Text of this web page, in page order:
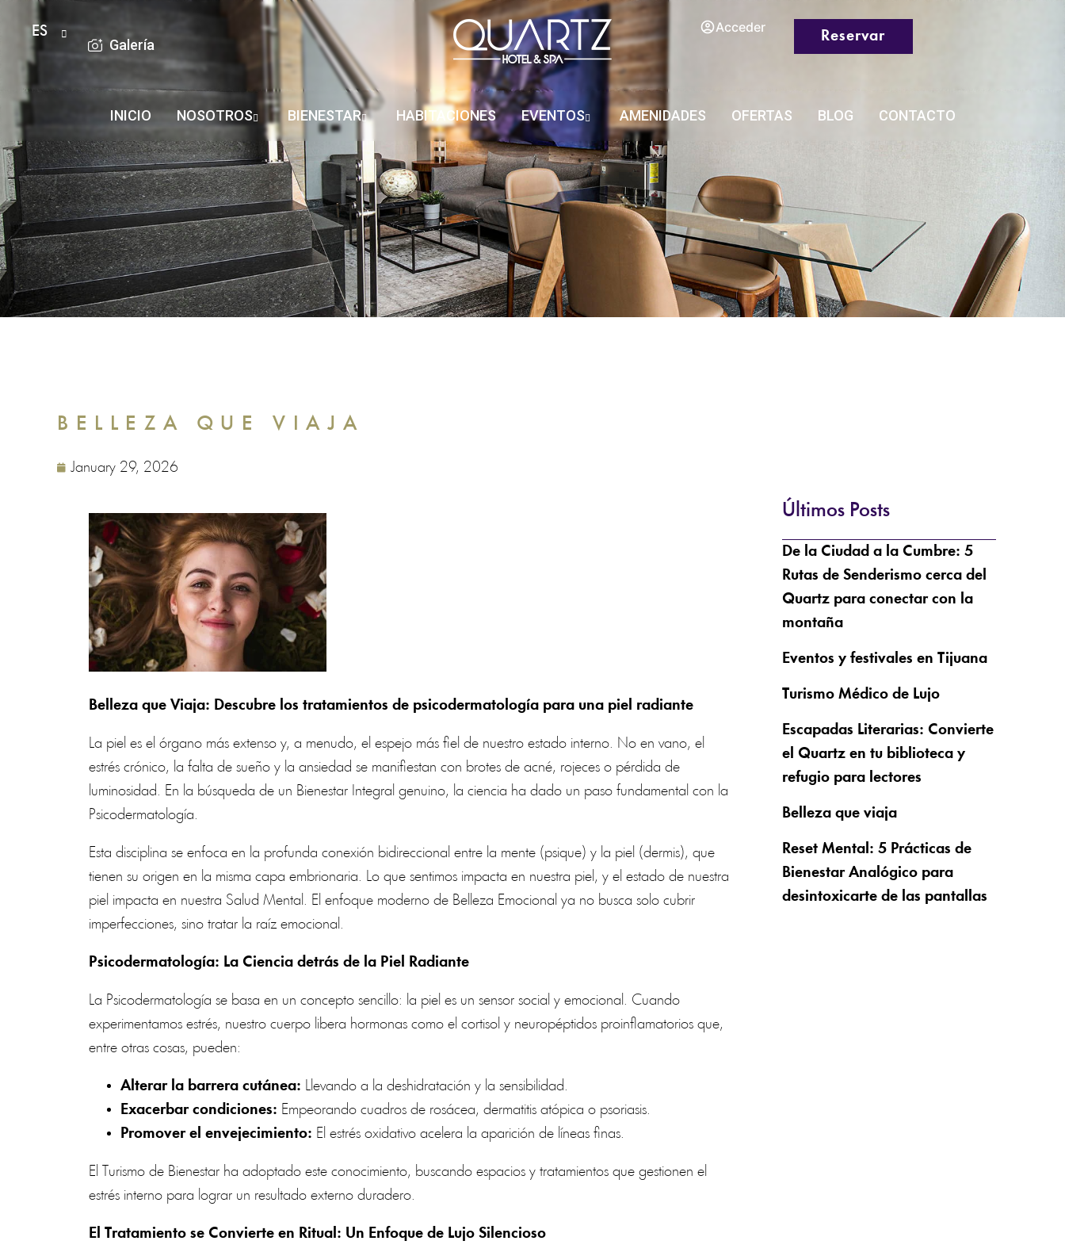
ES
Galería
Acceder
Reservar
INICIO NOSOTROS BIENESTAR HABITACIONES EVENTOS AMENIDADES OFERTAS BLOG CONTACTO
BELLEZA QUE VIAJA
January 29, 2026
Belleza que Viaja: Descubre los tratamientos de psicodermatología para una piel radiante
La piel es el órgano más extenso y, a menudo, el espejo más fiel de nuestro estado interno. No en vano, el
estrés crónico, la falta de sueño y la ansiedad se manifiestan con brotes de acné, rojeces o pérdida de
luminosidad. En la búsqueda de un Bienestar Integral genuino, la ciencia ha dado un paso fundamental con la
Psicodermatología.
Esta disciplina se enfoca en la profunda conexión bidireccional entre la mente (psique) y la piel (dermis), que
tienen su origen en la misma capa embrionaria. Lo que sentimos impacta en nuestra piel, y el estado de nuestra
piel impacta en nuestra Salud Mental. El enfoque moderno de Belleza Emocional ya no busca solo cubrir
imperfecciones, sino tratar la raíz emocional.
Psicodermatología: La Ciencia detrás de la Piel Radiante
La Psicodermatología se basa en un concepto sencillo: la piel es un sensor social y emocional. Cuando
experimentamos estrés, nuestro cuerpo libera hormonas como el cortisol y neuropéptidos proinflamatorios que,
entre otras cosas, pueden:
Alterar la barrera cutánea: Llevando a la deshidratación y la sensibilidad.
Exacerbar condiciones: Empeorando cuadros de rosácea, dermatitis atópica o psoriasis.
Promover el envejecimiento: El estrés oxidativo acelera la aparición de líneas finas.
El Turismo de Bienestar ha adoptado este conocimiento, buscando espacios y tratamientos que gestionen el
estrés interno para lograr un resultado externo duradero.
El Tratamiento se Convierte en Ritual: Un Enfoque de Lujo Silencioso
Últimos Posts
De la Ciudad a la Cumbre: 5
Rutas de Senderismo cerca del
Quartz para conectar con la
montaña
Eventos y festivales en Tijuana
Turismo Médico de Lujo
Escapadas Literarias: Convierte
el Quartz en tu biblioteca y
refugio para lectores
Belleza que viaja
Reset Mental: 5 Prácticas de
Bienestar Analógico para
desintoxicarte de las pantallas